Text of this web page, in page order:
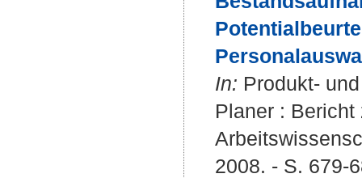
In: Produkt-
Planer :
2008. - S. 679-